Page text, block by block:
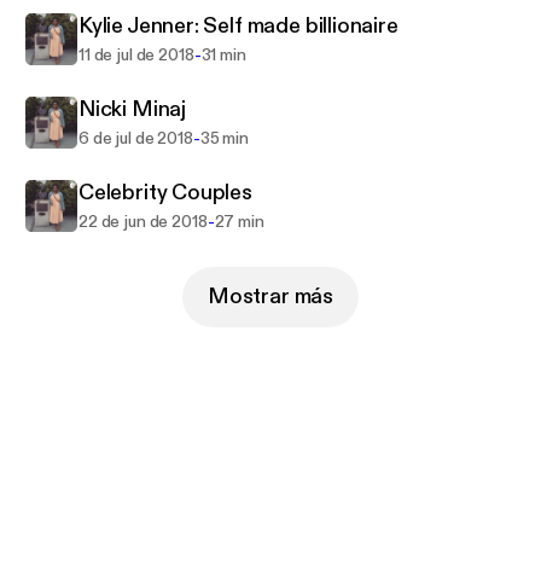
Kylie Jenner: Self made billionaire
11 de jul de 2018-31 min
Nicki Minaj
6 de jul de 2018-35 min
Celebrity Couples
22 de jun de 2018-27 min
Mostrar más